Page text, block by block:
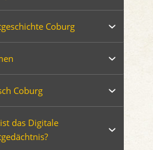
Coburg
Coburg
das Digitale